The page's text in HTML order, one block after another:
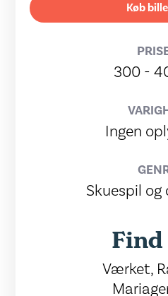
Køb
300 -
Ingen
Skuespil
Værket,